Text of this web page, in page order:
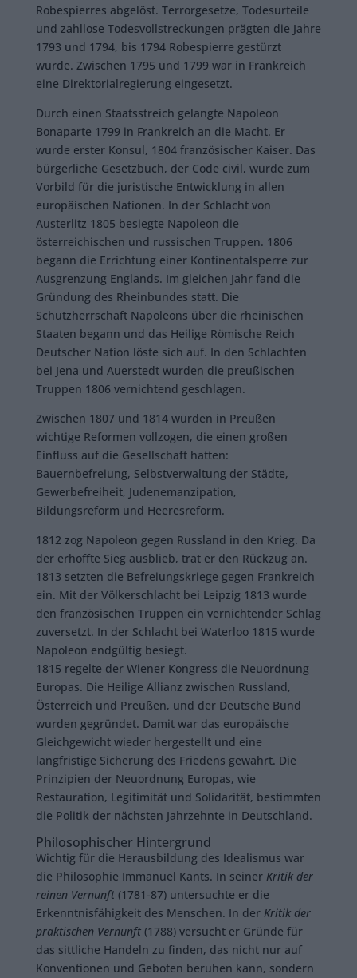
Robespierres abgelöst. Terrorgesetze, Todesurteile
und zahllose Todesvollstreckungen prägten die Jahre
1793 und 1794, bis 1794 Robespierre gestürzt
wurde. Zwischen 1795 und 1799 war in Frankreich
eine Direktorialregierung eingesetzt.
Durch einen Staatsstreich gelangte Napoleon
Bonaparte 1799 in Frankreich an die Macht. Er
wurde erster Konsul, 1804 französischer Kaiser. Das
bürgerliche Gesetzbuch, der Code civil, wurde zum
Vorbild für die juristische Entwicklung in allen
europäischen Nationen. In der Schlacht von
Austerlitz 1805 besiegte Napoleon die
österreichischen und russischen Truppen. 1806
begann die Errichtung einer Kontinentalsperre zur
Ausgrenzung Englands. Im gleichen Jahr fand die
Gründung des Rheinbundes statt. Die
Schutzherrschaft Napoleons über die rheinischen
Staaten begann und das Heilige Römische Reich
Deutscher Nation löste sich auf. In den Schlachten
bei Jena und Auerstedt wurden die preußischen
Truppen 1806 vernichtend geschlagen.
Zwischen 1807 und 1814 wurden in Preußen
wichtige Reformen vollzogen, die einen großen
Einfluss auf die Gesellschaft hatten:
Bauernbefreiung, Selbstverwaltung der Städte,
Gewerbefreiheit, Judenemanzipation,
Bildungsreform und Heeresreform.
1812 zog Napoleon gegen Russland in den Krieg. Da
der erhoffte Sieg ausblieb, trat er den Rückzug an.
1813 setzten die Befreiungskriege gegen Frankreich
ein. Mit der Völkerschlacht bei Leipzig 1813 wurde
den französischen Truppen ein vernichtender Schlag
zuversetzt. In der Schlacht bei Waterloo 1815 wurde
Napoleon endgültig besiegt.
1815 regelte der Wiener Kongress die Neuordnung
Europas. Die Heilige Allianz zwischen Russland,
Österreich und Preußen, und der Deutsche Bund
wurden gegründet. Damit war das europäische
Gleichgewicht wieder hergestellt und eine
langfristige Sicherung des Friedens gewahrt. Die
Prinzipien der Neuordnung Europas, wie
Restauration, Legitimität und Solidarität, bestimmten
die Politik der nächsten Jahrzehnte in Deutschland.
Philosophischer Hintergrund
Wichtig für die Herausbildung des Idealismus war
die Philosophie Immanuel Kants. In seiner Kritik der
reinen Vernunft(1781-87) untersuchte er die
Erkenntnisfähigkeit des Menschen. In der Kritik der
praktischen Vernunft(1788) versucht er Gründe für
das sittliche Handeln zu finden, das nicht nur auf
Konventionen und Geboten beruhen kann, sondern